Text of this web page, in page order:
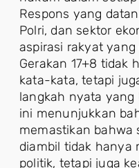
Respons yang
Polri, dan sektor
aspirasi rakyat
Gerakan 17+8 tidak
kata-kata, tetapi
langkah nyata yang
ini menunjukkan
memastikan bahwa
diambil tidak hanya
politik, tetapi juga